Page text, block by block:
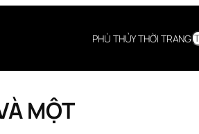
PHÙ THỦY THỜI TRANG
MỘT